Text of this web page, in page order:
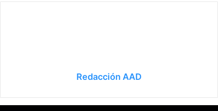
Redacción AAD